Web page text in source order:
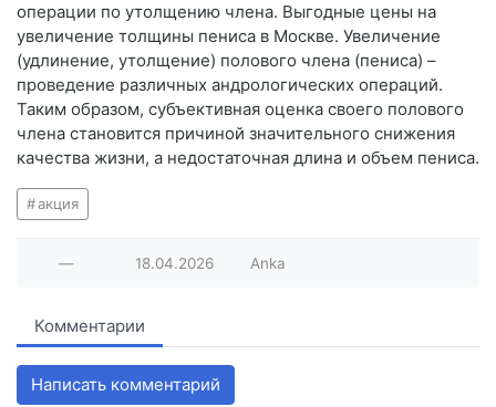
операции по утолщению члена. Выгодные цены на
увеличение толщины пениса в Москве. Увеличение
(удлинение, утолщение) полового члена (пениса) –
проведение различных андрологических операций.
Таким образом, субъективная оценка своего полового
члена становится причиной значительного снижения
качества жизни, а недостаточная длина и объем пениса.
акция
— 18.04.2026 Anka
Комментарии
Написать комментарий